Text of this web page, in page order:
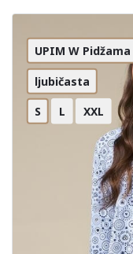
UPIM W Pidžama
ljubičasta
S L XXL